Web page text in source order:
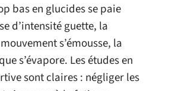
bas en glucides se paie
d’intensité guette, la
s’émousse, la
s’évapore. Les études en
sont claires : négliger les